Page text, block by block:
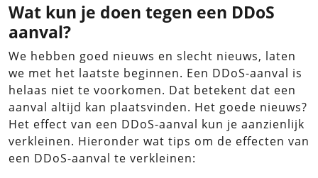
Wat kun je doen tegen een DDoS
aanval?
We hebben goed nieuws en slecht nieuws, laten
we met het laatste beginnen. Een DDoS-aanval is
helaas niet te voorkomen. Dat betekent dat een
aanval altijd kan plaatsvinden. Het goede nieuws?
Het effect van een DDoS-aanval kun je aanzienlijk
verkleinen. Hieronder wat tips om de effecten van
een DDoS-aanval te verkleinen: